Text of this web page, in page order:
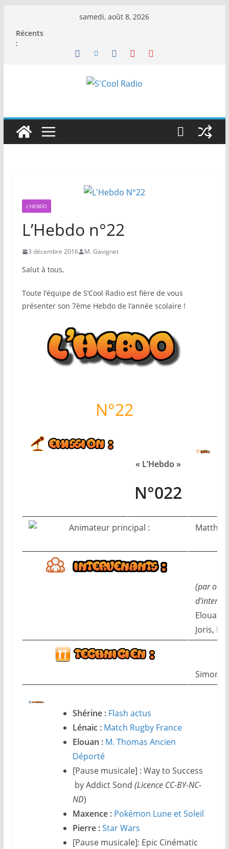
contenu
samedi, août 8, 2026
Récents
:
L'HEBDO
L’Hebdo n°22
3 décembre 2016 M. Gavignet
Salut à tous,
Toute l’équipe de S’Cool Radio est fière de vous
présenter son 7ème Hebdo de l’année scolaire !
N°22
« L’Hebdo »
N°022
(par
Elouan,
Joris,
Simon
Shérine : Flash actus
Lénaic : Match Rugby France
Elouan : M. Thomas Ancien
Déporté
[Pause musicale] : Way to Success
by Addict Sond (Licence CC-BY-NC-
ND)
Maxence : Pokémon Lune et Soleil
Pierre :Star Wars
[Pause musicale]: Epic Cinématic